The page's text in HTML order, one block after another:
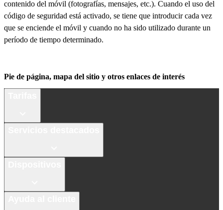
contenido del móvil (fotografías, mensajes, etc.). Cuando el uso del
código de seguridad está activado, se tiene que introducir cada vez
que se enciende el móvil y cuando no ha sido utilizado durante un
período de tiempo determinado.
Pie de página, mapa del sitio y otros enlaces de interés